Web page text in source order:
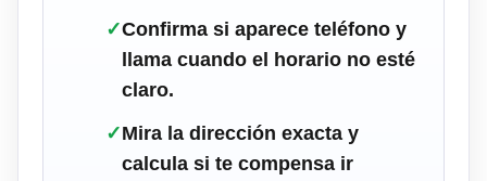
✓Confirma si aparece teléfono y
llama cuando el horario no esté
claro.
✓Mira la dirección exacta y
calcula si te compensa ir